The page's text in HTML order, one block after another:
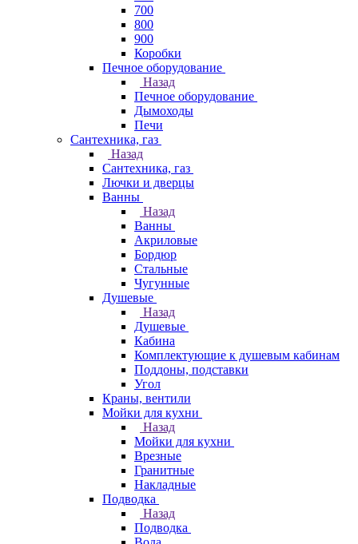
700
800
900
Коробки
Печное оборудование
Назад
Печное оборудование
Дымоходы
Печи
Сантехника, газ
Назад
Сантехника, газ
Лючки и дверцы
Ванны
Назад
Ванны
Акриловые
Бордюр
Стальные
Чугунные
Душевые
Назад
Душевые
Кабина
Комплектующие к душевым кабинам
Поддоны, подставки
Угол
Краны, вентили
Мойки для кухни
Назад
Мойки для кухни
Врезные
Гранитные
Накладные
Подводка
Назад
Подводка